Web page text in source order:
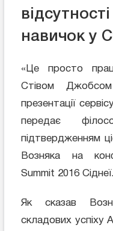
навичок у
«Це просто
Стівом
презентації
передає
підтвердженням
Возняка на
Summit 2016 Сіднеї.
Як сказав
складових